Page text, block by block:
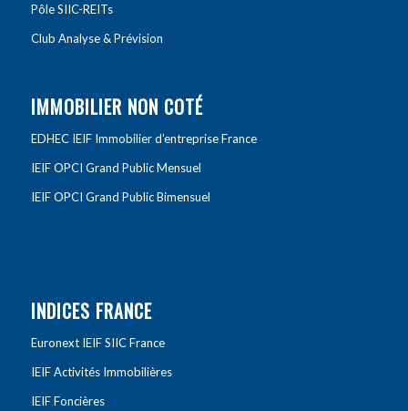
Pôle SIIC-REITs
Club Analyse & Prévision
IMMOBILIER NON COTÉ
EDHEC IEIF Immobilier d’entreprise France
IEIF OPCI Grand Public Mensuel
IEIF OPCI Grand Public Bimensuel
INDICES FRANCE
Euronext IEIF SIIC France
IEIF Activités Immobilières
IEIF Foncières